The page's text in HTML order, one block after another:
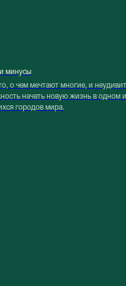
минусы
о чем мечтают многие, и
начать новую жизнь в одном
городов мира.